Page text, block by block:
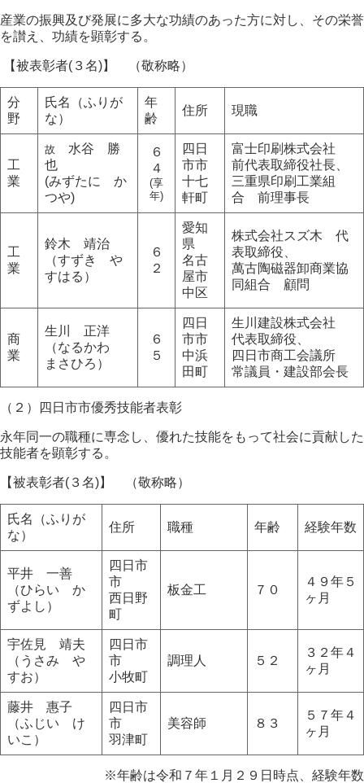
産業の振興及び発展に多大な功績のあった方に対し、その栄誉
を讃え、功績を顕彰する。
【被表彰者(３名)】 （敬称略）
分
野
氏名（ふりが
な）
年
齢
住所 現職
工
業
故
水谷 勝
也
(みずたに か
つや)
６
４
(享
年)
四日
市市
十七
軒町
富士印刷株式会社
前代表取締役社長、
三重県印刷工業組
合 前理事長
工
業
鈴木 靖治
（すずき や
すはる）
６
２
愛知
県
名古
屋市
中区
株式会社スズ木 代
表取締役、
萬古陶磁器卸商業協
同組合 顧問
商
業
生川 正洋
（なるかわ
まさひろ）
６
５
四日
市市
中浜
田町
生川建設株式会社
代表取締役、
四日市商工会議所
常議員・建設部会長
（２）四日市市優秀技能者表彰
永年同一の職種に専念し、優れた技能をもって社会に貢献した
技能者を顕彰する。
【被表彰者(３名)】 （敬称略）
氏名（ふりが
な）
住所 職種 年齢 経験年数
平井 一善
（ひらい か
ずよし）
四日市
市
西日野
町
板金工 ７０
４９年５
ヶ月
宇佐見 靖夫
（うさみ や
すお）
四日市
市
小牧町
調理人 ５２
３２年４
ヶ月
藤井 惠子
（ふじい け
いこ）
四日市
市
羽津町
美容師 ８３
５７年４
ヶ月
※年齢は令和７年１月２９日時点、経験年数